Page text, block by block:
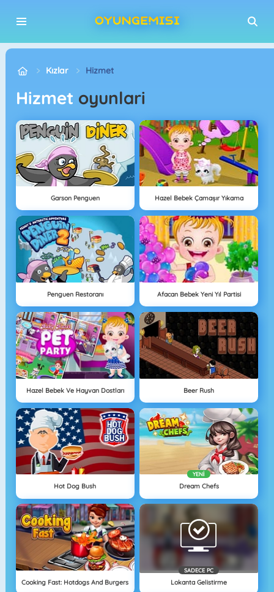
Kızlar Hizmet
Hizmet oyunlari
Garson Penguen Hazel Bebek Çamaşır Yıkama
Penguen Restoranı Afacan Bebek Yeni Yıl Partisi
Hazel Bebek Ve Hayvan Dostları Beer Rush
Hot Dog Bush
YENI
Dream Chefs
Cooking Fast: Hotdogs And Burgers
SADECE PC
Lokanta Gelistirme